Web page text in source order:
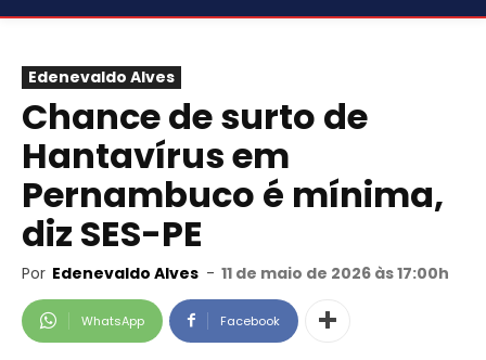
Edenevaldo Alves
Chance de surto de
Hantavírus em
Pernambuco é mínima,
diz SES-PE
Por Edenevaldo Alves - 11 de maio de 2026 às 17:00h
WhatsApp Facebook